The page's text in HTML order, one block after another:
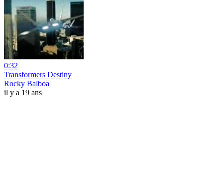
0:32
Transformers Destiny
Rocky Balboa
il y a 19 ans